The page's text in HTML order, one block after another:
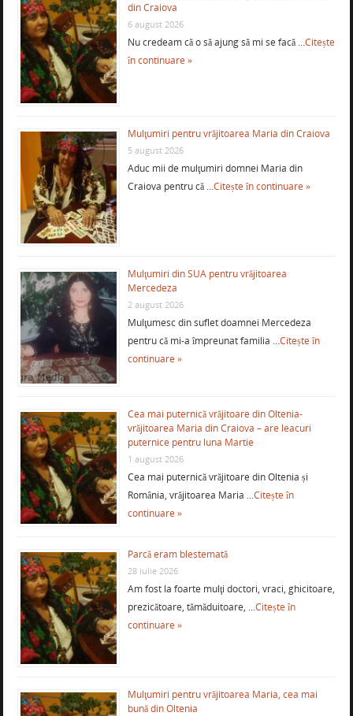
din Craiova
6 august 2026
Nu credeam că o să ajung să mi se facă …Citește
în continuare »
Mulţumiri pentru vrăjitoarea Maria din Craiova
5 august 2026
Aduc mii de mulţumiri domnei Maria din
Craiova pentru că …Citește în continuare »
Mulţumiri din SUA pentru vrăjitoarea
Mercedeza
2 august 2026
Mulţumesc din suflet doamnei Mercedeza
pentru că mi-a împreunat familia …Citește în
continuare »
Cea mai puternică vrăjitoare din Oltenia-
vrăjitoarea Maria din Craiova – are leacuri
puternice pentru luna Martie
1 august 2026
Cea mai puternică vrăjitoare din Oltenia și
România, vrăjitoarea Maria …Citește în
continuare »
Parcă eram blestemată
28 iulie 2026
Am fost la foarte mulţi doctori, vraci, ghicitoare,
prezicătoare, tămăduitoare, …Citește în
continuare »
Mulţumiri pentru vrăjitoarea Maria, cea mai
bună din Oltenia